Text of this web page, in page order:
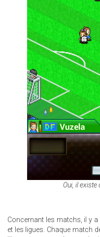
Oui, il existe
Concernant les matchs, il y
et les ligues. Chaque match